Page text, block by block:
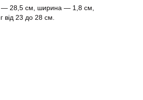
— 28,5 см, ширина — 1,8 см,
від 23 до 28 см.